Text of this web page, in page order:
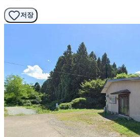
저장